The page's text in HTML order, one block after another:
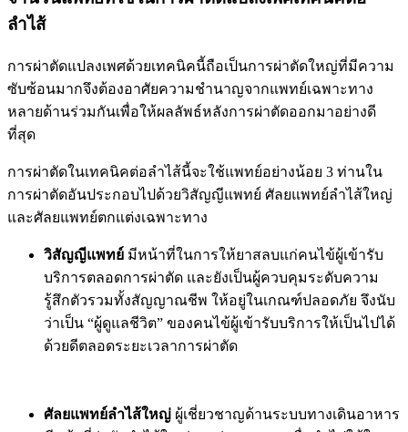
ลำไส้
การผ่าตัดแปลงเพศด้วยเทคนิคนี้ถือเป็นการผ่าตัดใหญ่ที่มีความ
ซับซ้อนมากจึงต้องอาศัยความชำนาญจากแพทย์เฉพาะทาง
หลายด้านร่วมกันเพื่อให้ผลลัพธ์หลังการผ่าตัดออกมาอย่างดี
ที่สุด
การผ่าตัดในเทคนิคต่อลำไส้นี้จะใช้แพทย์อย่างน้อย 3 ท่านใน
การผ่าตัดอันประกอบไปด้วยวิสัญญีแพทย์ ศัลยแพทย์ลำไส้ใหญ่
และศัลยแพทย์ตกแต่งเฉพาะทาง
วิสัญญีแพทย์ มีหน้าที่ในการให้ยาสลบแก่คนไข้ผู้เข้ารับ
บริการตลอดการผ่าตัด และยังเป็นผู้ควบคุมระดับความ
รู้สึกตัวรวมทั้งสัญญาณชีพ ให้อยู่ในเกณฑ์ปลอดภัย จึงนับ
ว่าเป็น “ผู้ดูแลชีวิต” ของคนไข้ผู้เข้ารับบริการให้เป็นไปได้
ด้วยดีตลอดระยะเวลาการผ่าตัด
ศัลยแพทย์ลำไส้ใหญ่ ผู้เชี่ยวชาญด้านระบบทางเดินอาหาร